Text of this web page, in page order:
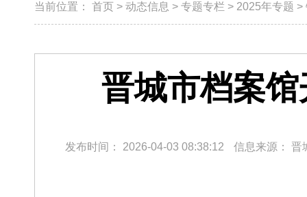
当前位置： 首页 > 动态信息 > 专题专栏 > 2025年专题 >
晋城市档案
发布时间： 2026-04-03 08:38:12 信息来源： 晋